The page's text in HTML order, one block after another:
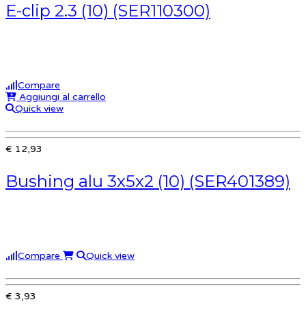
E-clip 2.3 (10) (SER110300)
Compare
Aggiungi al carrello
Quick view
€ 12,93
Bushing alu 3x5x2 (10) (SER401389)
Compare Quick view
€ 3,93